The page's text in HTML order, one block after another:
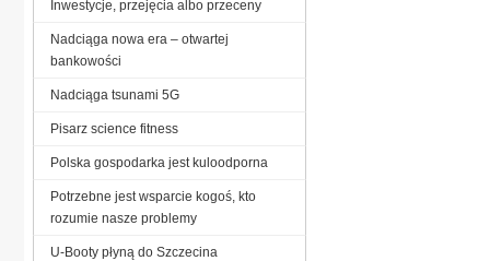
Inwestycje, przejęcia albo przeceny
Nadciąga nowa era – otwartej
bankowości
Nadciąga tsunami 5G
Pisarz science fitness
Polska gospodarka jest kuloodporna
Potrzebne jest wsparcie kogoś, kto
rozumie nasze problemy
U-Booty płyną do Szczecina